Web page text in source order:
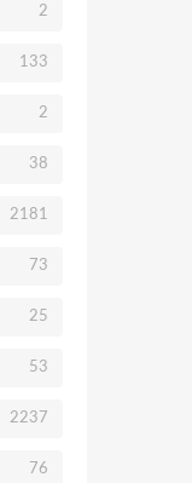
2
133
2
38
2181
73
25
53
2237
76